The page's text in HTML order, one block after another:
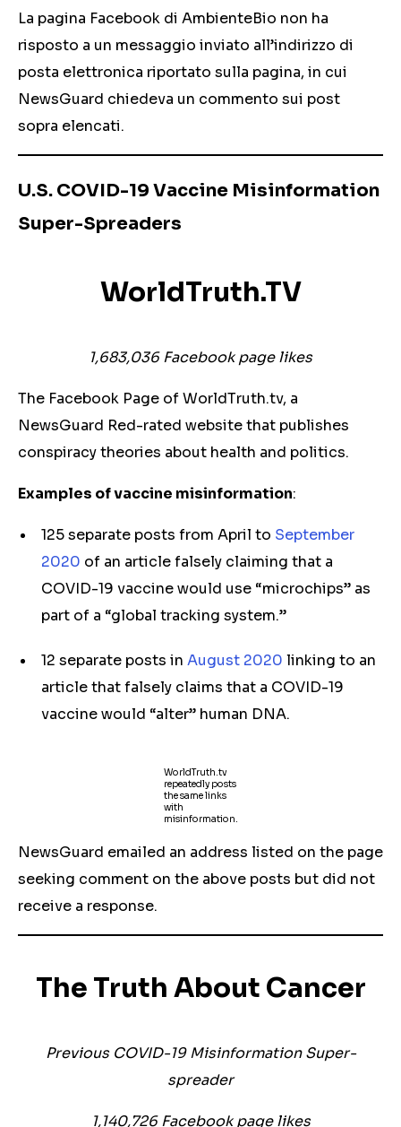
La pagina Facebook di AmbienteBio non ha
risposto a un messaggio inviato all’indirizzo di
posta elettronica riportato sulla pagina, in cui
NewsGuard chiedeva un commento sui post
sopra elencati.
U.S. COVID-19 Vaccine Misinformation
Super-Spreaders
WorldTruth.TV
1,683,036 Facebook page likes
The Facebook Page of WorldTruth.tv, a
NewsGuard Red-rated website that publishes
conspiracy theories about health and politics.
Examples of vaccine misinformation:
125 separate posts from April to September
2020 of an article falsely claiming that a
COVID-19 vaccine would use “microchips” as
part of a “global tracking system.”
12 separate posts in August 2020 linking to an
article that falsely claims that a COVID-19
vaccine would “alter” human DNA.
WorldTruth.tv
repeatedly posts
the same links
with
misinformation.
NewsGuard emailed an address listed on the page
seeking comment on the above posts but did not
receive a response.
The Truth About Cancer
Previous COVID-19 Misinformation Super-
spreader
1,140,726 Facebook page likes